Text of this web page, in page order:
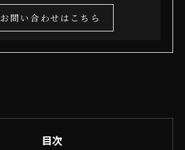
お問い合わせはこちら
目次